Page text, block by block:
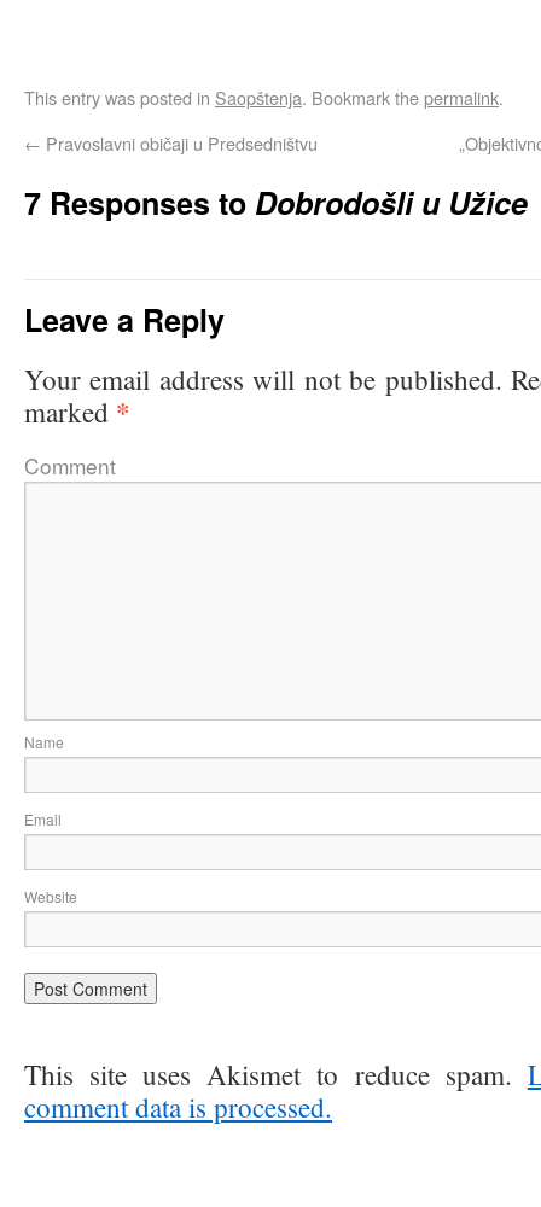
This entry was posted in Saopštenja. Bookmark thepermalink.
← Pravoslavni običaji u Predsedništvu
7 Responses to Dobrodošli u Užice
Leave a Reply
Your email address will not be published.
marked *
Website
This site uses Akismet to reduce spam.
comment data is processed.